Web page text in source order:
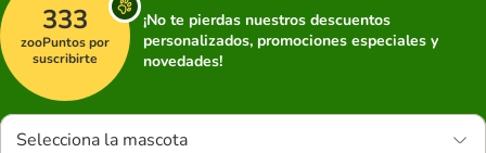
333
zooPuntos por
suscribirte
¡No te pierdas nuestros descuentos
personalizados, promociones especiales y
novedades!
Selecciona la mascota